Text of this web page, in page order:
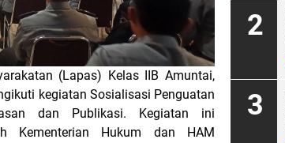
(Lapas) Kelas IIB Amuntai,
kegiatan Sosialisasi Penguatan
dan Publikasi. Kegiatan ini
Kementerian Hukum dan HAM